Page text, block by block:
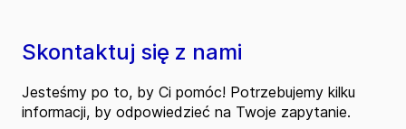
Skontaktuj się z nami
Jesteśmy po to, by Ci pomóc! Potrzebujemy kilku
informacji, by odpowiedzieć na Twoje zapytanie.